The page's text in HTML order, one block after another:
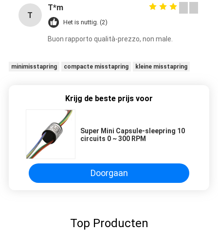
T
T*m
Het is nuttig. (2)
Buon rapporto qualità-prezzo, non male.
minimisstapring compacte misstapring kleine misstapring
Krijg de beste prijs voor
Super Mini Capsule-sleepring 10
circuits 0 ~ 300 RPM
Doorgaan
Top Producten